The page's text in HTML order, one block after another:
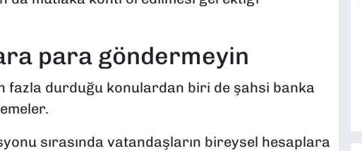
para göndermeyin
fazla durduğu konulardan biri de şahsi banka
sırasında vatandaşların bireysel hesaplara